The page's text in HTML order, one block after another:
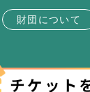
財団について